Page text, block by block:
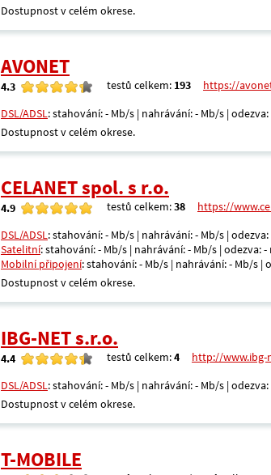
Dostupnost v celém okrese.
AVONET
4.3 testů celkem: 193
https://
DSL/ADSL: stahování: - Mb/s | nahrávání: - Mb/s | odezva:
Dostupnost v celém okrese.
CELANET spol. s r.o.
4.9 testů celkem:38
https://
DSL/ADSL: stahování: - Mb/s | nahrávání: - Mb/s | odezva:
Satelitní: stahování: - Mb/s | nahrávání: - Mb/s | odezva: -
Mobilní připojení: stahování: - Mb/s | nahrávání: - Mb/s |
Dostupnost v celém okrese.
IBG-NET s.r.o.
4.4 testů celkem:4
http://www.ibg-
DSL/ADSL: stahování: - Mb/s | nahrávání: - Mb/s | odezva:
Dostupnost v celém okrese.
T-MOBILE